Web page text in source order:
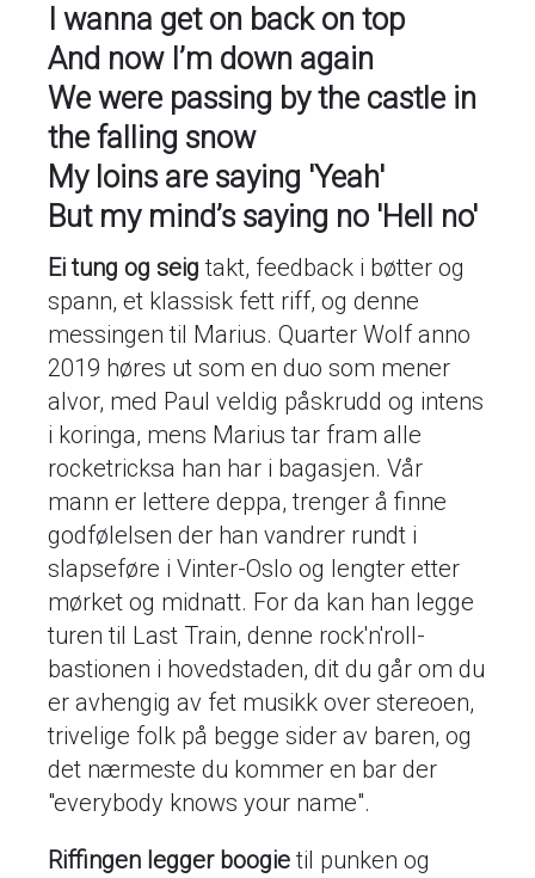
I wanna get on back on top
And now I’m down again
We were passing by the castle in
the falling snow
My loins are saying 'Yeah'
But my mind’s saying no 'Hell no'
Ei tung og seig takt, feedback i bøtter og
spann, et klassisk fett riff, og denne
messingen til Marius. Quarter Wolf anno
2019 høres ut som en duo som mener
alvor, med Paul veldig påskrudd og intens
i koringa, mens Marius tar fram alle
rocketricksa han har i bagasjen. Vår
mann er lettere deppa, trenger å finne
godfølelsen der han vandrer rundt i
slapseføre i Vinter-Oslo og lengter etter
mørket og midnatt. For da kan han legge
turen til Last Train, denne rock'n'roll-
bastionen i hovedstaden, dit du går om du
er avhengig av fet musikk over stereoen,
trivelige folk på begge sider av baren, og
det nærmeste du kommer en bar der
"everybody knows your name".
Riffingen legger boogietil punken og